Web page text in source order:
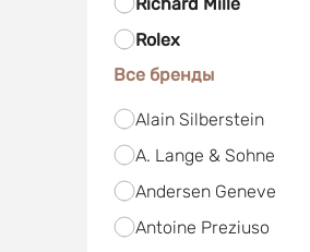
Rolex
Все бренды
Alain Silberstein
A. Lange & Sohne
Andersen Geneve
Antoine Preziuso